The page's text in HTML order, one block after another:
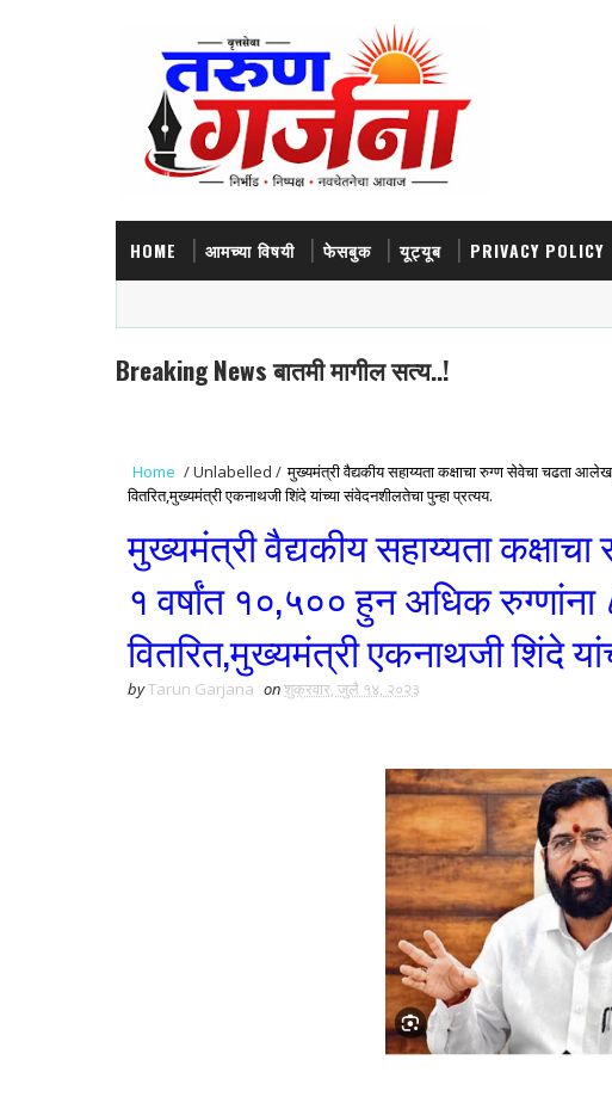
HOME आमच्या विषयी फेसबुक यूट्यूब PRIVACY POLICY
Breaking News बातमी मागील सत्य..!
Home /Unlabelled / मुख्यमंत्री वैद्यकीय सहाय्यता कक्षाचा रुग्ण सेवेचा चढता
वितरित,मुख्यमंत्री एकनाथजी शिंदे यांच्या संवेदनशीलतेचा पुन्हा प्रत्यय.
मुख्यमंत्री वैद्यकीय सहाय्यता
१ वर्षांत १०,५०० हुन अधिक
वितरित,मुख्यमंत्री एकनाथजी शिंदे
byTarun Garjana onशुक्रवार, जुलै १४, २०२३